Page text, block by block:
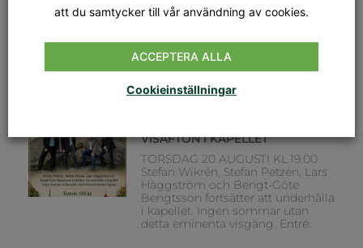
SÖNDAG 16 AUGUSTI KL.18.00
Elfte söndagen efter trefaldighet
Karemo Musiker: Hans Lassbo
VISAFTON I KAPELLET
TORSDAG 20 AUGUSTI KL.19.00
Stefan Wikrén, Stefan Petzén, Lars
Häggström och Bengt-Göte
Bengtsson fortsätter att underhålla
i kapellet. Ingen sommar utan
detta eminenta visgäng. Entré:
att du samtycker till vår användning av cookies.
ACCEPTERA ALLA
Cookieinställningar